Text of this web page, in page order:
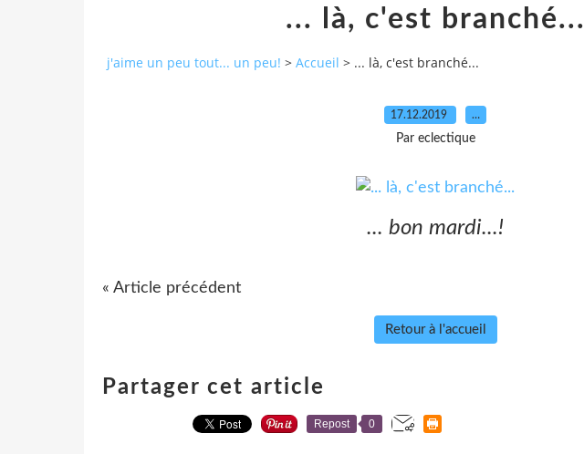
... là, c'est branché...
j'aime un peu tout... un peu! > Accueil > ... là, c'est branché...
17.12.2019 …
Par eclectique
... bon mardi...!
« Article précédent
Retour à l'accueil
Partager cet article
Repost 0